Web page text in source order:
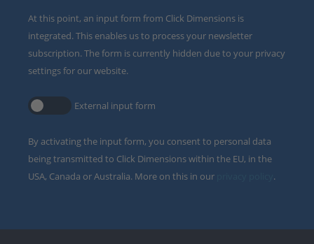
At this point, an input form from Click Dimensions is
integrated. This enables us to process your newsletter
subscription. The form is currently hidden due to your privacy
settings for our website.
External input form
By activating the input form, you consent to personal data
being transmitted to Click Dimensions within the EU, in the
USA, Canada or Australia. More on this in our
.